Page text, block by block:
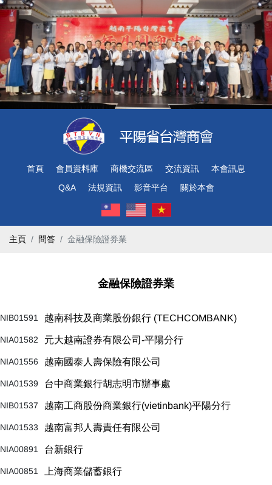
首頁 會員資料庫 商機交流區 交流資訊
本會訊息
Q&A
法規資訊 影音平台 關於本會
主頁 問答 金融保險證券業
金融保險證券業
NIB01591 越南科技及商業股份銀行 (TECHCOMBANK)
NIA01582 元大越南證券有限公司-平陽分行
NIA01556 越南國泰人壽保險有限公司
NIA01539 台中商業銀行胡志明市辦事處
NIB01537 越南工商股份商業銀行(vietinbank)平陽分行
NIA01533 越南富邦人壽責任有限公司
NIA00891 台新銀行
NIA00851 上海商業儲蓄銀行